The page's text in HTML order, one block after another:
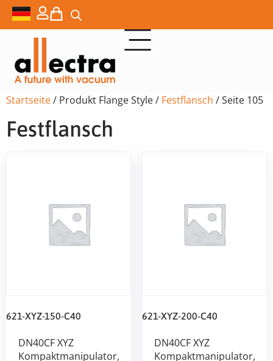
Startseite/ Produkt Flange Style / Festflansch / Seite 105
Festflansch
621-XYZ-150-C40
DN40CF XYZ
Kompaktmanipulator,
621-XYZ-200-C40
DN40CF XYZ
Kompaktmanipulator,